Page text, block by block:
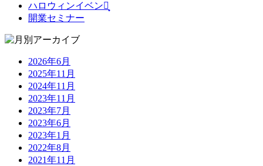
ハロウィンイベント͙
開業セミナー
2026年6月
2025年11月
2024年11月
2023年11月
2023年7月
2023年6月
2023年1月
2022年8月
2021年11月